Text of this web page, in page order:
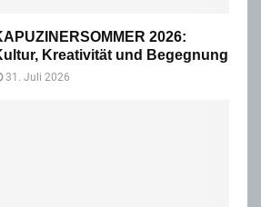
2026:
Kreativität und Begegnung
31. Juli 2026